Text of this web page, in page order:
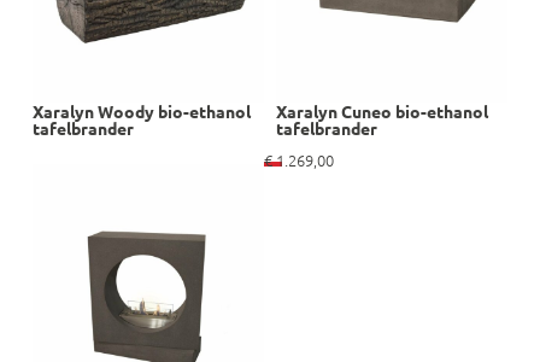
Xaralyn Woody bio-ethanol
tafelbrander
Xaralyn Cuneo bio-ethanol
tafelbrander
€1.269,00